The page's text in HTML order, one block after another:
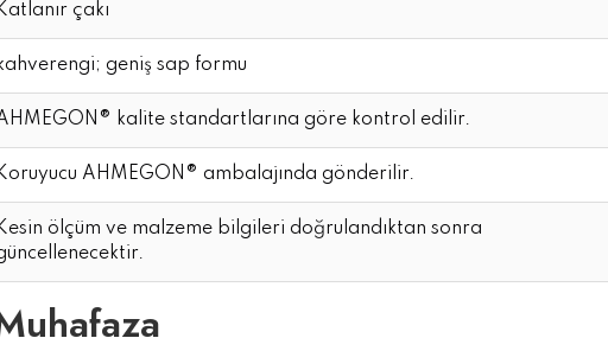
Katlanır çakı
kahverengi; geniş sap formu
kalite standartlarına göre kontrol edilir.
Koruyucu AHMEGON® ambalajında gönderilir.
Kesin ölçüm ve malzeme bilgileri doğrulandıktan sonra